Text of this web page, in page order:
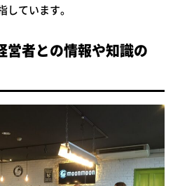
ています。
営者との情報や知識の